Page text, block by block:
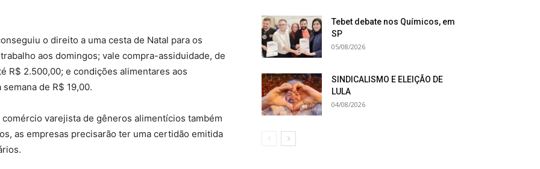
o direito a uma cesta de Natal para os
aos domingos; vale compra-assiduidade, de
R$ 2.500,00; e condições alimentares aos
de R$ 19,00.
varejista de gêneros alimentícios também
as empresas precisarão ter uma certidão emitida
Tebet debate nos Químicos, em
SP
05/08/2026
SINDICALISMO E ELEIÇÃO DE
LULA
04/08/2026